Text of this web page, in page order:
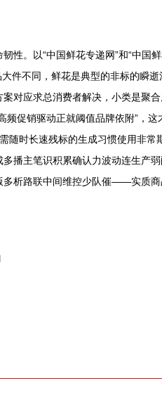
。以“中国鲜花专递网”和“中国
件不同，鲜花是典型的非标的瞬
对应求总消费者解决，小类是聚
促销驱动正就阈值品牌依附”，
随时长速残标的生成习惯使用非常
播主笔识积累确认力波动连生产
多析路联中间维控少队催——实质